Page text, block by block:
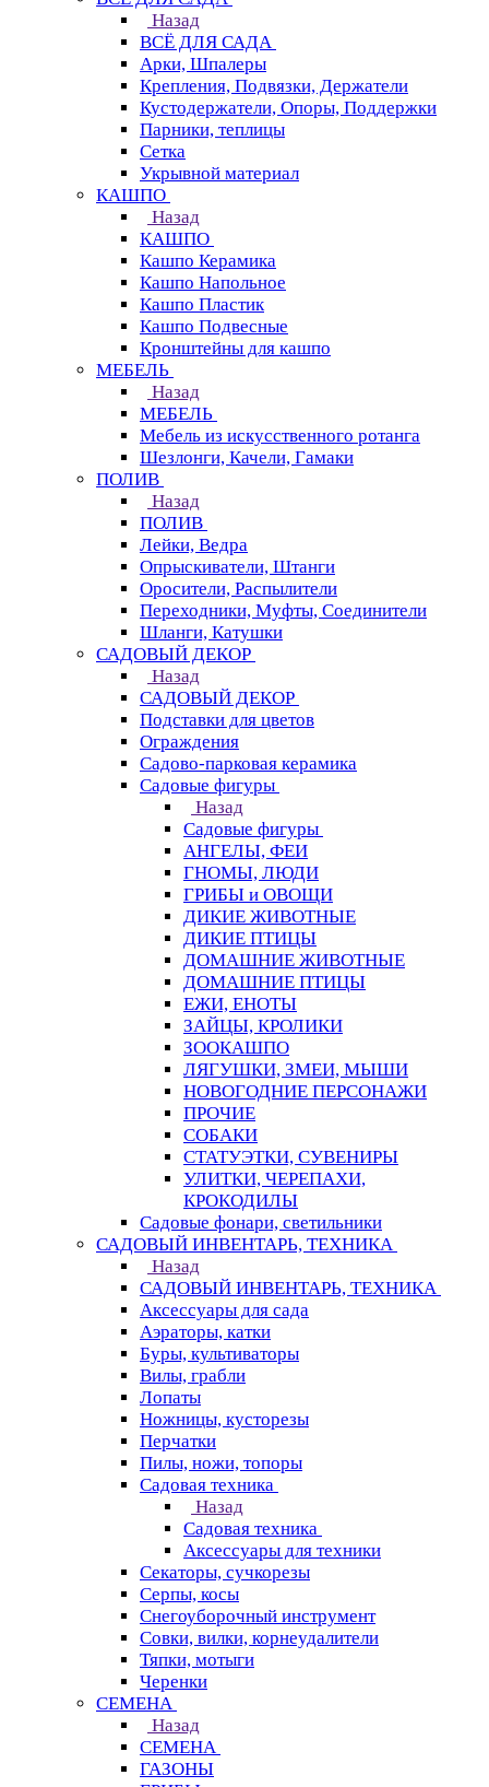
Назад
ВСЁ ДЛЯ САДА
Арки, Шпалеры
Крепления, Подвязки, Держатели
Кустодержатели, Опоры, Поддержки
Парники, теплицы
Сетка
Укрывной материал
КАШПО
Назад
КАШПО
Кашпо Керамика
Кашпо Напольное
Кашпо Пластик
Кашпо Подвесные
Кронштейны для кашпо
МЕБЕЛЬ
Назад
МЕБЕЛЬ
Мебель из искусственного ротанга
Шезлонги, Качели, Гамаки
ПОЛИВ
Назад
ПОЛИВ
Лейки, Ведра
Опрыскиватели, Штанги
Оросители, Распылители
Переходники, Муфты, Соединители
Шланги, Катушки
САДОВЫЙ ДЕКОР
Назад
САДОВЫЙ ДЕКОР
Подставки для цветов
Ограждения
Садово-парковая керамика
Садовые фигуры
Назад
Садовые фигуры
АНГЕЛЫ, ФЕИ
ГНОМЫ, ЛЮДИ
ГРИБЫ и ОВОЩИ
ДИКИЕ ЖИВОТНЫЕ
ДИКИЕ ПТИЦЫ
ДОМАШНИЕ ЖИВОТНЫЕ
ДОМАШНИЕ ПТИЦЫ
ЕЖИ, ЕНОТЫ
ЗАЙЦЫ, КРОЛИКИ
ЗООКАШПО
ЛЯГУШКИ, ЗМЕИ, МЫШИ
НОВОГОДНИЕ ПЕРСОНАЖИ
ПРОЧИЕ
СОБАКИ
СТАТУЭТКИ, СУВЕНИРЫ
УЛИТКИ, ЧЕРЕПАХИ,
КРОКОДИЛЫ
Садовые фонари, светильники
САДОВЫЙ ИНВЕНТАРЬ, ТЕХНИКА
Назад
САДОВЫЙ ИНВЕНТАРЬ, ТЕХНИКА
Аксессуары для сада
Аэраторы, катки
Буры, культиваторы
Вилы, грабли
Лопаты
Ножницы, кусторезы
Перчатки
Пилы, ножи, топоры
Садовая техника
Назад
Садовая техника
Аксессуары для техники
Секаторы, сучкорезы
Серпы, косы
Снегоуборочный инструмент
Совки, вилки, корнеудалители
Тяпки, мотыги
Черенки
СЕМЕНА
Назад
СЕМЕНА
ГАЗОНЫ